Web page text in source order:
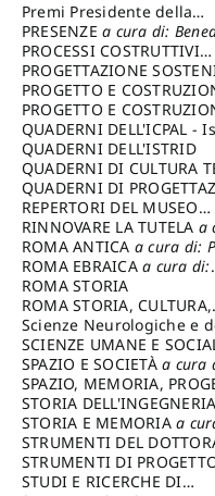
Premi Presidente della
Repubblica
PRESENZEa cura di:
Sandro
PROCESSI COSTRUTTIVI
DELL'ARCHITETTURAa
Ippoliti Alessandro
PROGETTAZIONE
PARTECIPATA
PROGETTO E
DELL’ARCHITETTURA
PROGETTO E
SOSTENIBILE
QUADERNI DELL'ICPAL -
centrale per il restauro e
conservazione del
archivistico e librario
QUADERNI DELL'ISTRID
QUADERNI DI CULTURA
cura di: Crispolti Livia
QUADERNI DI
cura di: Giura Longo
REPERTORI DEL MUSEO
CENTRALE DEL
cura di: Pizzo Marco
RINNOVARE LA TUTELA a
Cicalò Enrico
ROMA ANTICA a cura di:
Carlo
ROMA EBRAICAa cura di:
Procaccia Claudio
ROMA STORIA
ROMA STORIA, CULTURA,
IMMAGINEa cura di:
Marcello
Scienze Neurologiche e
Comportamento
SCIENZE UMANE E
di: Iannizzi Salvatore
SPAZIO E SOCIETÀa cura
Cassetti Roberto
SPAZIO, MEMORIA,
cura di: Rossi Massimo
STORIA DELL'INGEGNERIA
STRUTTURALE IN ITALIA
Poretti Sergio
STORIA E MEMORIAa
Rossi Lauro
STRUMENTI DEL
RICERCA IN RILIEVO E
RAPPRESENTAZIONE
STRUMENTI DI
STUDI E RICERCHE DI